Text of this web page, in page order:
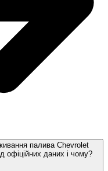
палива Chevrolet
офіційних даних і чому?